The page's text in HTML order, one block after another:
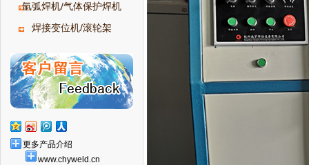
氩弧焊机/气体保护焊机
焊接变位机/滚轮架
更多产品介绍
www.chyweld.cn